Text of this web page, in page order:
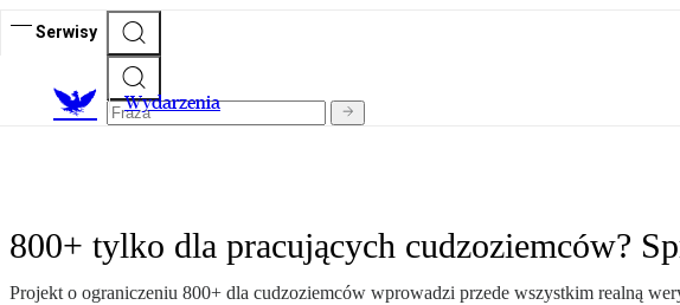
Serwisy
Wydarzenia
800+ tylko dla pracujących cudzoziemców?
Projekt o ograniczeniu 800+ dla cudzoziemców wprowadzi przede wszystkim realną